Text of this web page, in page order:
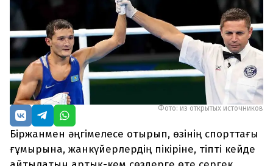
Фото: из открытых источников
Біржанмен әңгімелесе отырып, өзінің спорттағы
ғұмырына, жанкүйерлердің пікіріне, тіпті кейде